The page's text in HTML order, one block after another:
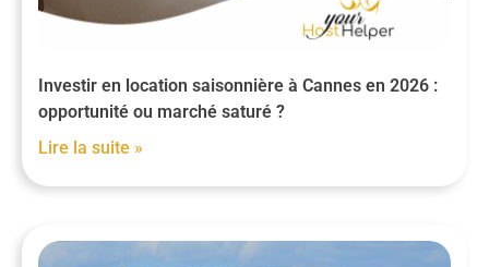
Investir en location saisonnière à Cannes en 2026 :
opportunité ou marché saturé ?
Lire la suite »